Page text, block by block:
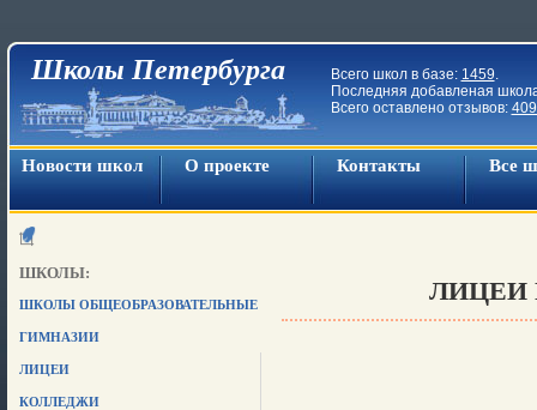
Школы Петербурга Всего школ в базе: 1459.
Последняя добавленая
Всего оставлено отзывов:
Новости школ О проекте Контакты Все
ШКОЛЫ:
ШКОЛЫ ОБЩЕОБРАЗОВАТЕЛЬНЫЕ
ГИМНАЗИИ
ЛИЦЕИ
КОЛЛЕДЖИ
ЛИЦЕИ